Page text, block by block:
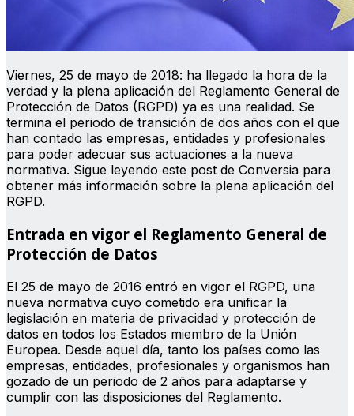
Viernes, 25 de mayo de 2018: ha llegado la hora de la
verdad y la plena aplicación del Reglamento General de
Protección de Datos (RGPD) ya es una realidad. Se
termina el periodo de transición de dos años con el que
han contado las empresas, entidades y profesionales
para poder adecuar sus actuaciones a la nueva
normativa. Sigue leyendo este post de Conversia para
obtener más información sobre la plena aplicación del
RGPD.
Entrada en vigor el Reglamento General de
Protección de Datos
El 25 de mayo de 2016 entró en vigor el RGPD, una
nueva normativa cuyo cometido era unificar la
legislación en materia de privacidad y protección de
datos en todos los Estados miembro de la Unión
Europea. Desde aquel día, tanto los países como las
empresas, entidades, profesionales y organismos han
gozado de un periodo de 2 años para adaptarse y
cumplir con las disposiciones del Reglamento.